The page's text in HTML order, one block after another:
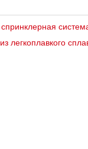
легкоплавкого